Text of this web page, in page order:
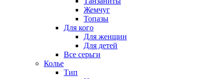
Жемчуг
Топазы
Для кого
Для женщин
Для детей
Все серьги
Колье
Тип